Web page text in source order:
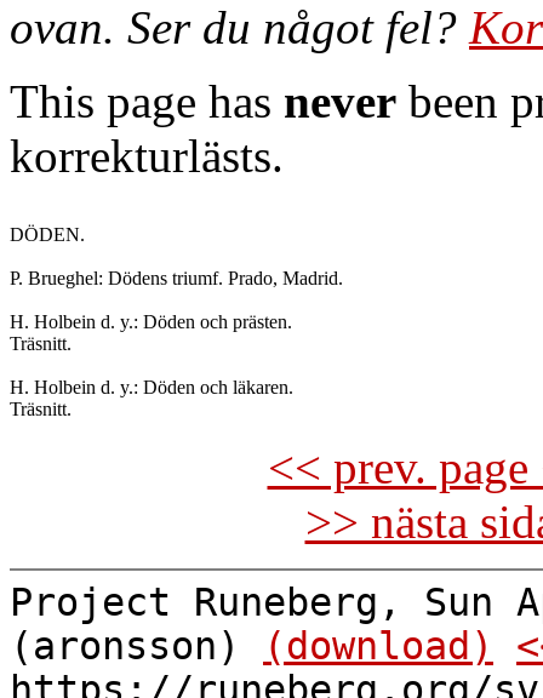
ovan. Ser du något fel?
This page has never been
korrekturlästs.
DÖDEN.
P. Brueghel: Dödens triumf. Prado, Madrid.
H. Holbein d. y.: Döden och prästen.
Träsnitt.
H. Holbein d. y.: Döden och läkaren.
<< prev.
>> nästa
Project Runeberg, Sun
(aronsson)
(download)